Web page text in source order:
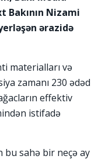
Nizami
ərazidə
materialları və
zamanı 230 ədəd
effektiv
istifadə
bu sahə bir neçə ay